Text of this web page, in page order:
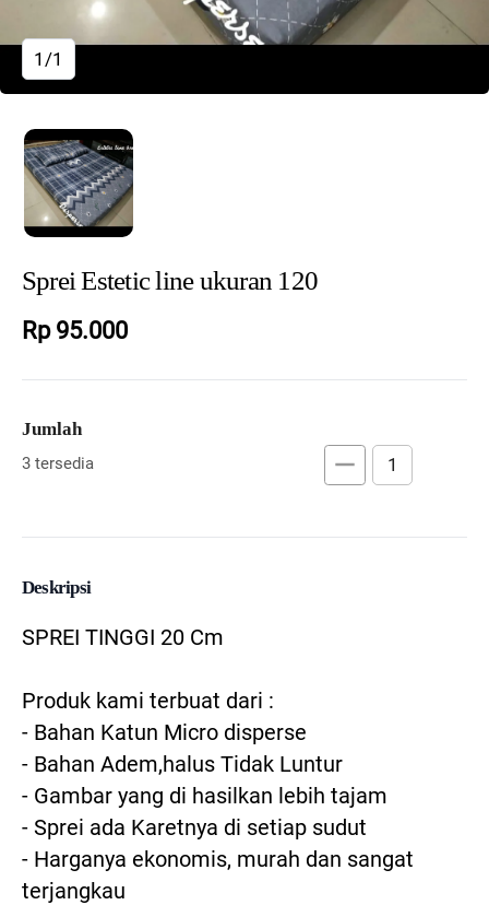
1/1
Sprei Estetic line ukuran 120
Rp 95.000
Jumlah
remove
3 tersedia
Deskripsi
SPREI TINGGI 20 Cm
Produk kami terbuat dari :
- Bahan Katun Micro disperse
- Bahan Adem,halus Tidak Luntur
- Gambar yang di hasilkan lebih tajam
- Sprei ada Karetnya di setiap sudut
- Harganya ekonomis, murah dan sangat
terjangkau